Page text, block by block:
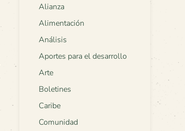
Alianza
Alimentación
Análisis
Aportes para el desarrollo
Arte
Boletines
Caribe
Comunidad